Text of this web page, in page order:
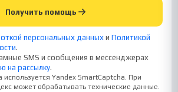
Получить помощь
персональных данных и Политикой
.
SMS и сообщения в мессенджерах
на рассылку.
Yandex SmartCaptcha. При
может обрабатывать технические данные.